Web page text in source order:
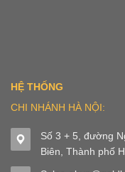
HỆ THỐNG
CHI NHÁNH HÀ NỘI:
Số 3 + 5, đường
Biên, Thành phố